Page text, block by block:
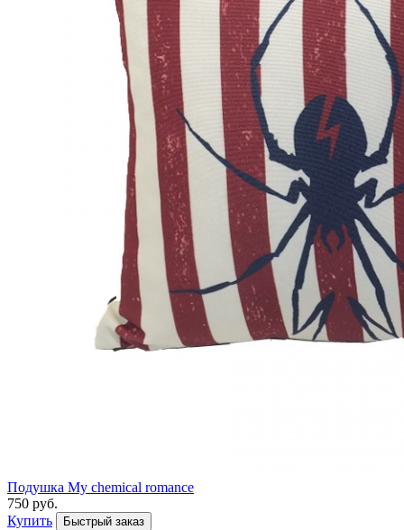
Подушка My chemical romance
750 руб.
Купить
Быстрый заказ